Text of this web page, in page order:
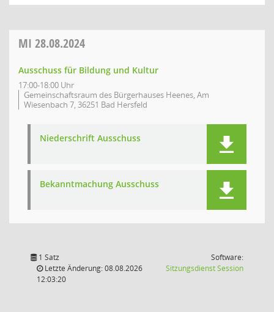
MI 28.08.2024
Ausschuss für Bildung und Kultur
17:00-18:00 Uhr
Gemeinschaftsraum des Bürgerhauses Heenes, Am
Wiesenbach 7, 36251 Bad Hersfeld
Niederschrift Ausschuss
Bekanntmachung Ausschuss
1 Satz
Letzte Änderung: 08.08.2026
12:03:20
Software:
SitzungsdienstSession(Wird in